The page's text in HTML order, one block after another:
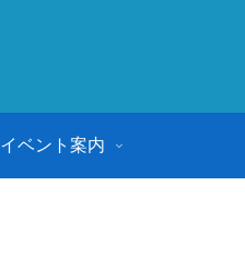
イベント案内